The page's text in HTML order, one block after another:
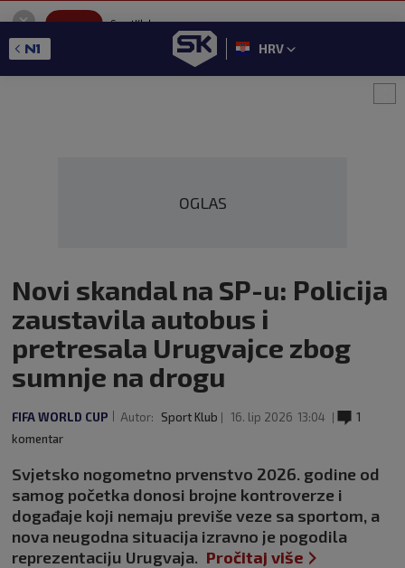
SportKlub
GET - On the Google Play
HRV
OGLAS
Novi skandal na SP-u: Policija
zaustavila autobus i
pretresala Urugvajce zbog
sumnje na drogu
FIFA WORLD CUP Autor: Sport Klub 16. lip 2026 13:04
1
komentar
Svjetsko nogometno prvenstvo 2026. godine od
samog početka donosi brojne kontroverze i
događaje koji nemaju previše veze sa sportom, a
nova neugodna situacija izravno je pogodila
reprezentaciju Urugvaja. Pročitaj više